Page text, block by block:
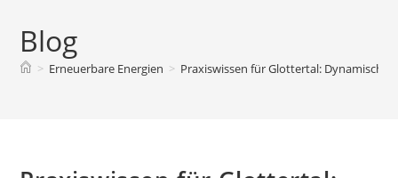
Blog
> Erneuerbare Energien > Praxiswissen für Glottertal: Dynamische